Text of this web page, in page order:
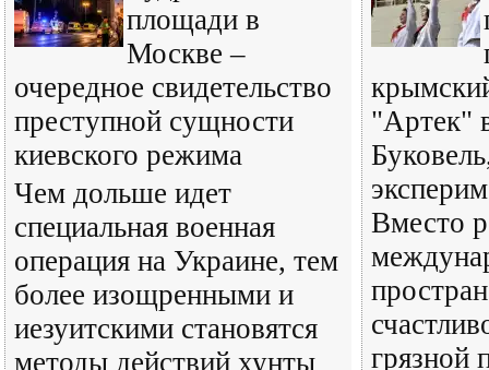
площади в
Москве –
очередное свидетельство
преступной сущности
киевского режима
Чем дольше идет
специальная военная
операция на Украине, тем
более изощренными и
иезуитскими становятся
методы действий хунты
"Артек"
Вместо
грязной